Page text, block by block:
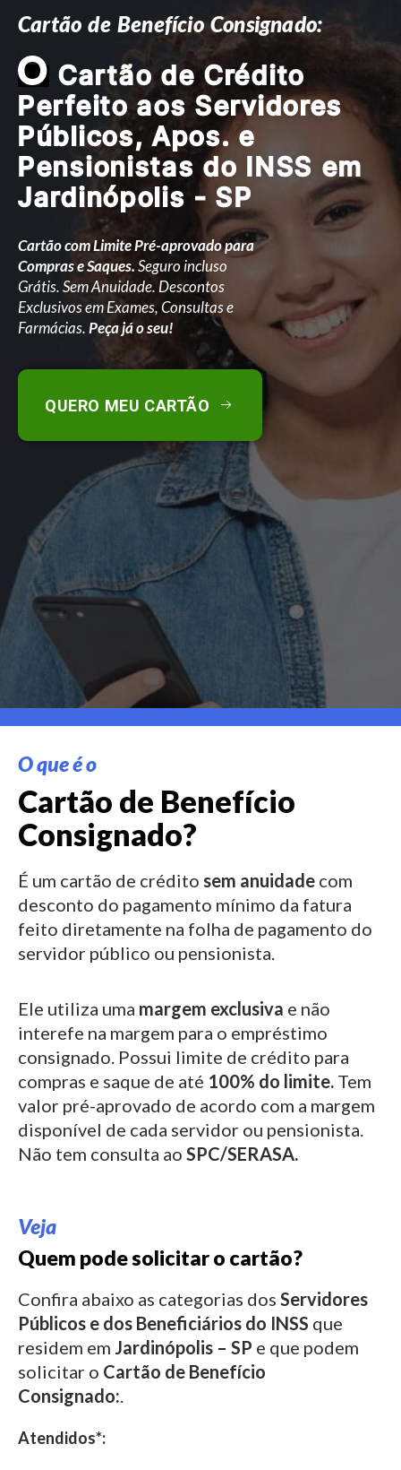
Cartão de Benefício Consignado:
O Cartão de Crédito
Perfeito aos Servidores
Públicos, Apos. e
Pensionistas do INSS em
Jardinópolis - SP
Cartão com Limite Pré-aprovado para
Compras e Saques.Seguro incluso
Grátis. Sem Anuidade. Descontos
Exclusivos em Exames, Consultas e
Farmácias.Peça já o seu!
QUERO MEU CARTÃO
O que é o
Cartão de Benefício
Consignado?
É um cartão de crédito sem anuidade com
desconto do pagamento mínimo da fatura
feito diretamente na folha de pagamento do
servidor público ou pensionista.
Ele utiliza uma margem exclusiva e não
interefe na margem para o empréstimo
consignado. Possui limite de crédito para
compras e saque de até 100% do limite. Tem
valor pré-aprovado de acordo com a margem
disponível de cada servidor ou pensionista.
Não tem consulta ao SPC/SERASA.
Veja
Quem pode solicitar o cartão?
Confira abaixo as categorias dos Servidores
Públicos e dos Beneficiários do INSS que
residem em Jardinópolis – SP e que podem
solicitar o Cartão de Benefício
Consignado:.
Atendidos*: